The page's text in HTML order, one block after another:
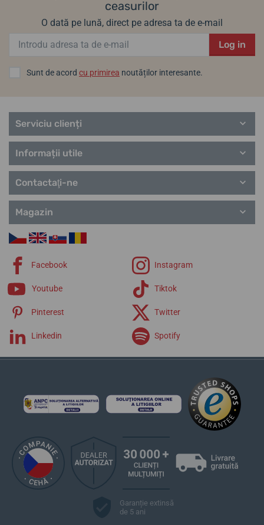
ceasurilor
O dată pe lună, direct pe adresa ta de e-mail
Log in
Sunt de acord cu primirea noutăților interesante.
Serviciu clienți
Informații utile
Contactaţi-ne
Magazin
Facebook Instagram
Youtube Tiktok
Pinterest Twitter
Linkedin Spotify
Garanție extinsă
de 5 ani